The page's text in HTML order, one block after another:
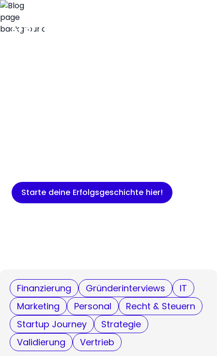
Starte deine Erfolgsgeschichte hier!
Finanzierung Gründerinterviews
IT
Marketing
Personal
Recht & Steuern
Startup Journey
Strategie
Validierung
Vertrieb